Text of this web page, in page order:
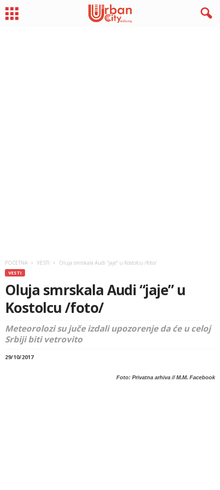
POČETNA VESTI Oluja smrskala Audi “jaje” u Kostolcu /foto/
VESTI
Oluja smrskala Audi “jaje” u
Kostolcu /foto/
Meteorolozi su juče izdali upozorenje da će u celoj
Srbiji biti vetrovito
29/10/2017
Foto: Privatna arhiva // M.M. Facebook